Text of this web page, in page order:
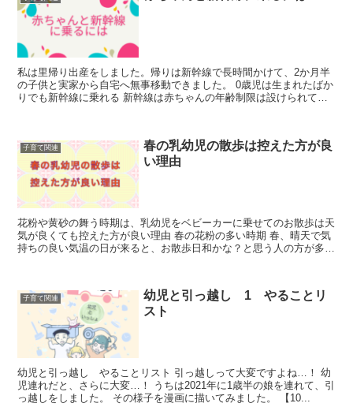
私は里帰り出産をしました。帰りは新幹線で長時間かけて、2か月半
の子供と実家から自宅へ無事移動できました。 0歳児は生まれたばか
りでも新幹線に乗れる 新幹線は赤ちゃんの年齢制限は設けられてい
子育て関連
春の乳幼児の散歩は控えた方が良
い理由
花粉や黄砂の舞う時期は、乳幼児をベビーカーに乗せてのお散歩は天
気が良くても控えた方が良い理由 春の花粉の多い時期 春、晴天で気
持ちの良い気温の日が来ると、お散歩日和かな？と思う人の方が多い
子育て関連
幼児と引っ越し 1 やることリ
スト
幼児と引っ越し やることリスト 引っ越しって大変ですよね…！ 幼
児連れだと、さらに大変…！ うちは2021年に1歳半の娘を連れて、引
っ越しをしました。 その様子を漫画に描いてみました。 【10...